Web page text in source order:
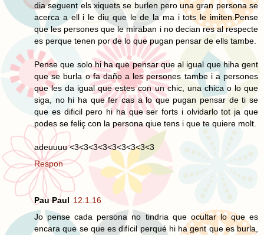
dia seguent els xiquets se burlen pero una gran persona se
acerca a ell i le diu que le de la ma i tots le imiten.Pense
que les persones que le miraban i no decian res al respecte
es perque tenen por de lo que pugan pensar de ells tambe.
Pense que solo hi ha que pensar que al igual que hiha gent
que se burla o fa daño a les persones tambe i a persones
que les da igual que estes con un chic, una chica o lo que
siga, no hi ha que fer cas a lo que pugan pensar de ti se
que es dificil pero hi ha que ser forts i olvidarlo tot ja que
podes se feliç con la persona qiue tens i que te quiere molt.
adeuuuu <3<3<3<3<3<3<3<3<3
Respon
Pau Paul 12.1.16
Jo pense cada persona no tindria que ocultar lo que es
encara que se que es difícil perqué hi ha gent que es burla,